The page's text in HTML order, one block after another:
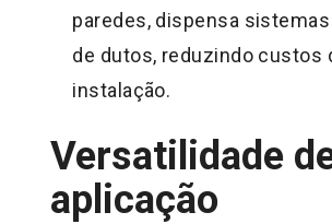
paredes, dispensa
de dutos, reduzindo custos
instalação.
Versatilidade
aplicação